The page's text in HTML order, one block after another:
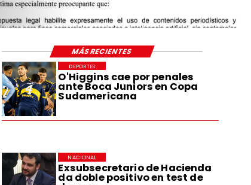
O'Higgins cae por penales
ante Boca Juniors en Copa
Sudamericana
DEPORTES
Exsubsecretario de Hacienda
da doble positivo en test de
NACIONAL
MÁS RECIENTES